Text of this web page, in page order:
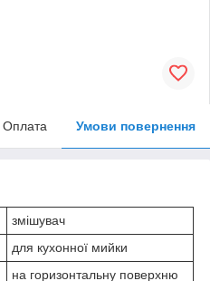
Оплата Умови повернення
змішувач
для кухонної мийки
на горизонтальну поверхню